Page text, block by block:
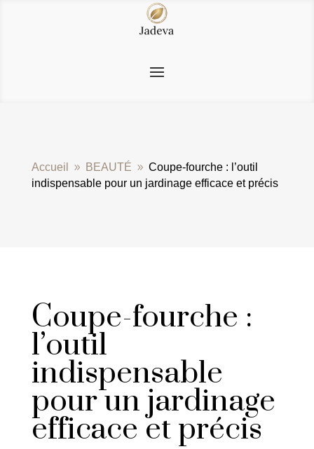
Accueil 9 BEAUTÉ 9 Coupe-fourche : l’outil
indispensable pour un jardinage efficace et précis
Coupe-fourche :
l’outil
indispensable
pour un jardinage
efficace et précis